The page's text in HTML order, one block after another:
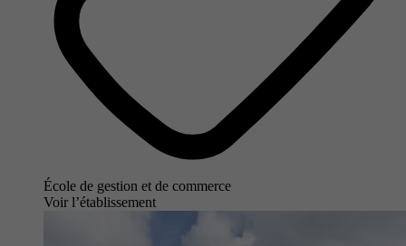
École de gestion et de commerce
Voir l’établissement